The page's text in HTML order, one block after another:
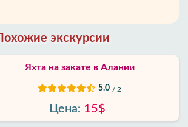
Похожие экскурсии
Яхта на закате в Алании
5.0 / 2
Цена: 15$